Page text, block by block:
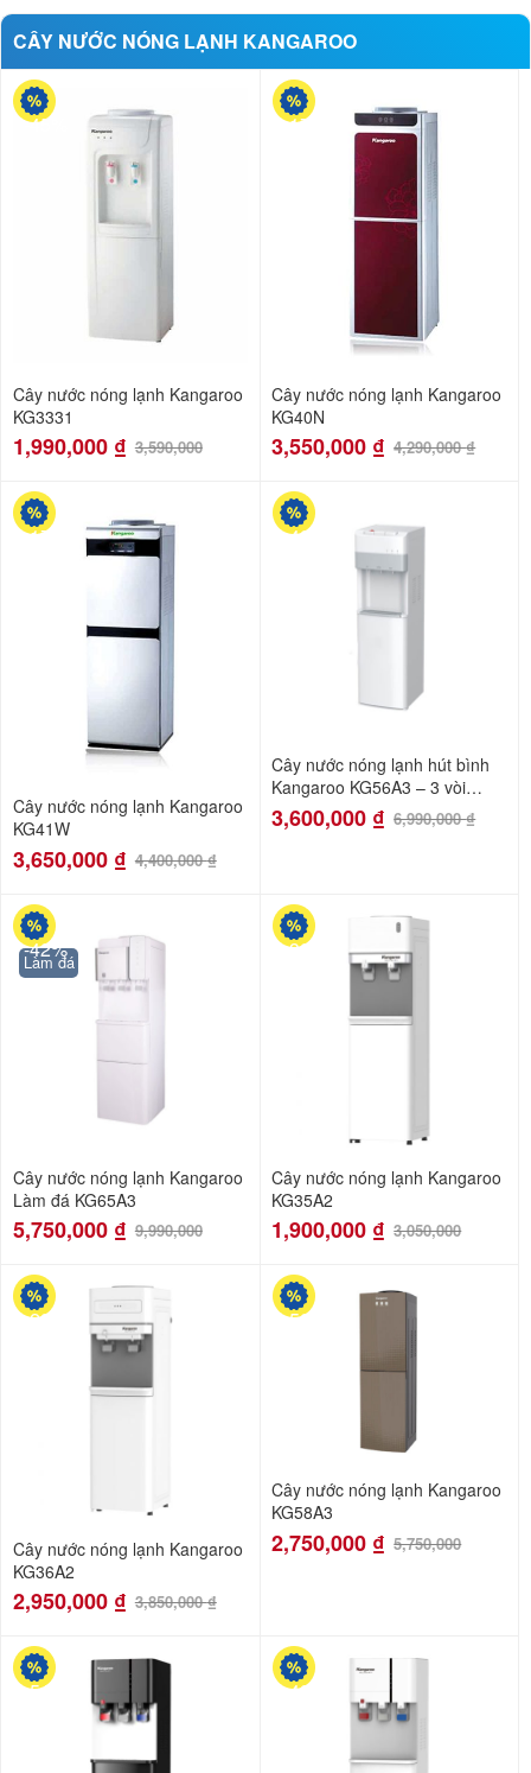
CÂY NƯỚC NÓNG LẠNH KANGAROO
-45%
Cây nước nóng lạnh Kangaroo
KG3331
1,990,000 ₫ 3,590,000
-17%
Cây nước nóng lạnh Kangaroo
KG40N
3,550,000 ₫ 4,290,000₫
-17%
Cây nước nóng lạnh Kangaroo
KG41W
3,650,000 ₫ 4,400,000₫
-48%
Cây nước nóng lạnh hút bình
Kangaroo KG56A3 – 3 vòi
riêng biệt
3,600,000 ₫ 6,990,000₫
-42%
Làm đá
Cây nước nóng lạnh Kangaroo
Làm đá KG65A3
5,750,000 ₫ 9,990,000
-38%
Cây nước nóng lạnh Kangaroo
KG35A2
1,900,000 ₫ 3,050,000
-23%
Cây nước nóng lạnh Kangaroo
KG36A2
2,950,000 ₫ 3,850,000₫
-52%
Cây nước nóng lạnh Kangaroo
KG58A3
2,750,000 ₫ 5,750,000
-51% -43%